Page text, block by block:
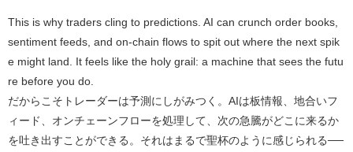
This is why traders cling to predictions. AI can crunch order books,
sentiment feeds, and on-chain flows to spit out where the next spik
e might land. It feels like the holy grail: a machine that sees the futu
re before you do.
だからこそトレーダーは予測にしがみつく。AIは板情報、地合いフ
ィード、オンチェーンフローを処理して、次の急騰がどこに来るか
を吐き出すことができる。それはまるで聖杯のように感じられる──